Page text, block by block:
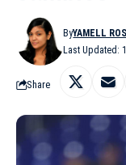
Last Updated:
ByYAMELL
Share